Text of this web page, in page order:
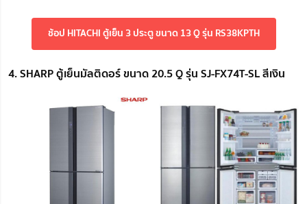
ช้อป HITACHI ตู้เย็น 3 ประตู ขนาด 13 Q รุ่น RS38KPTH
4. SHARP ตู้เย็นมัลติดอร์ ขนาด 20.5 Q รุ่น SJ-FX74T-SL สีเงิน